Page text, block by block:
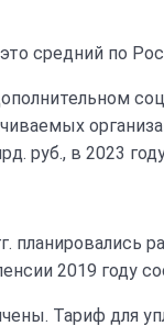
средний по
руб., в 2023
2019 году
Тариф для